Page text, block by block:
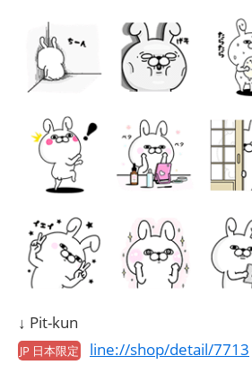
↓ Pit-kun
JP 日本限定 line://shop/detail/7713